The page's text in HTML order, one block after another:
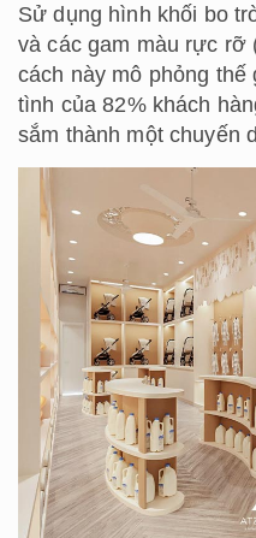
Sử dụng hình khối bo
và các gam màu rực rỡ
cách này mô phỏng
tình của 82% khách
sắm thành một chuyến